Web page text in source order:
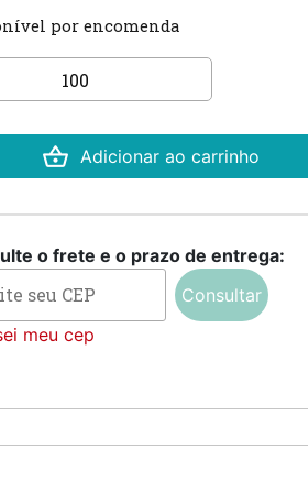
por encomenda
Adicionar ao carrinho
o frete e o prazo de entrega:
Consultar
meu cep